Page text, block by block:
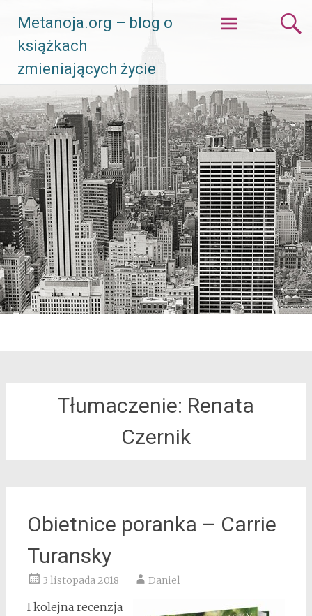
Metanoja.org – blog o
książkach
zmieniających życie
Skip
to
Tłumaczenie: Renata
Czernik
Obietnice poranka – Carrie
Turansky
3 listopada 2018 Daniel
I kolejna recenzja